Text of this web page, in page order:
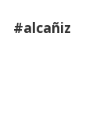
#alcañiz